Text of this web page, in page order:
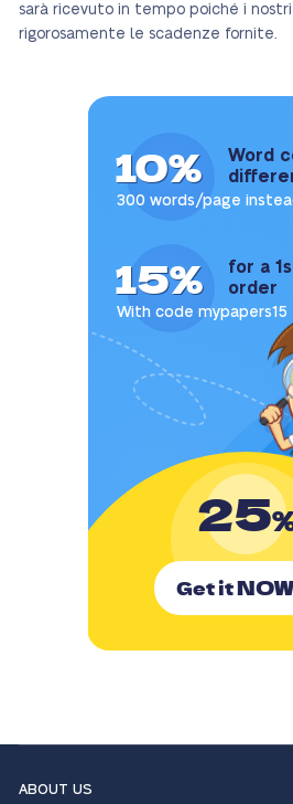
sarà ricevuto in tempo poiché i
rigorosamente le scadenze fornite.
10%
Word
300 words/page
15%
for a
order
With code mypapers15
25
Get itNOW
ABOUT US